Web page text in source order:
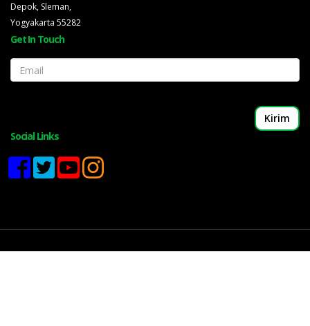
Depok, Sleman,
Yogyakarta 55282
Get In Touch
Email
Social Links